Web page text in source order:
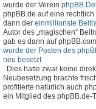
wurde der Verein phpBB
phpBB.de auf eine
dann der einmillionste
Autor des „magischen“
gab es dann auf
wurde der Posten des
neu besetzt
. Dies hatte zwar keine
Neubesetzung brachte
profitierte natürlich auch
ein Mitglied des phpBB.de-